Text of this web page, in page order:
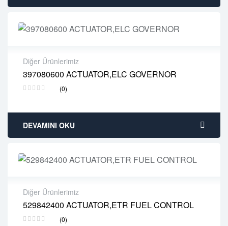
Diğer Ürünlerimiz
397080600 ACTUATOR,ELC GOVERNOR
(0)
2 years warranty
Delivery time: 1-2 business days
DEVAMINI OKU
Diğer Ürünlerimiz
529842400 ACTUATOR,ETR FUEL CONTROL
(0)
2 years warranty
Delivery time: 1-2 business days